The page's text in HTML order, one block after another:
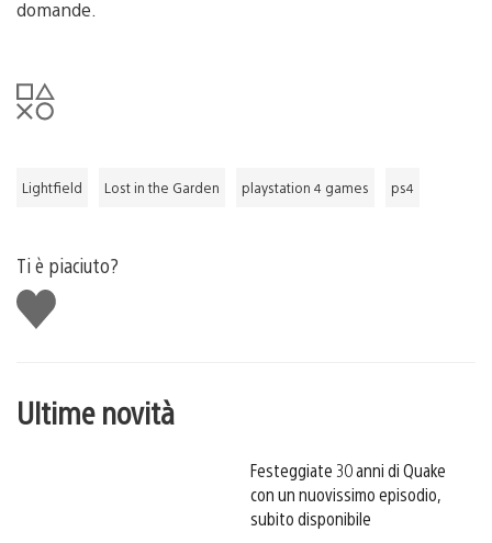
domande.
Lightfield Lost in the Garden playstation 4 games ps4
Ti è piaciuto?
Mi
piace
Ultime novità
Festeggiate 30 anni di Quake
con un nuovissimo episodio,
subito disponibile